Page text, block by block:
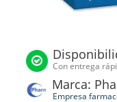
Con entrega
Marca:
Empresa